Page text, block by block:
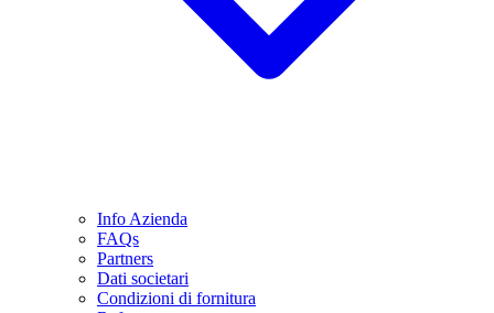
Info Azienda
FAQs
Partners
Dati societari
Condizioni di fornitura